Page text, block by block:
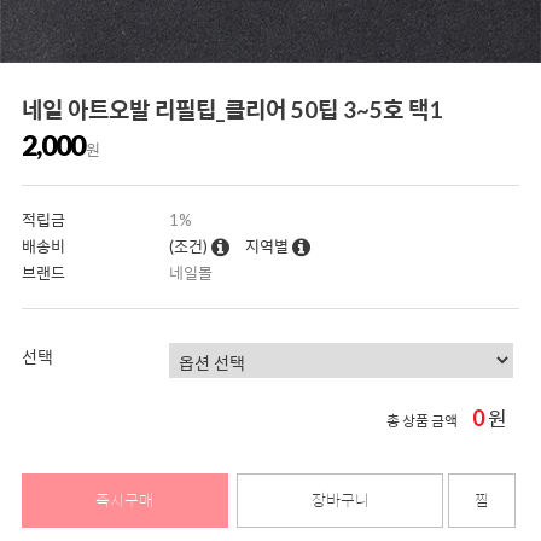
네일 아트오발 리필팁_클리어 50팁 3~5호 택1
2,000원
적립금
1%
배송비
(조건)
지역별
브랜드
네일몰
선택
총 상품 금액 0원
즉시구매 장바구니 찜